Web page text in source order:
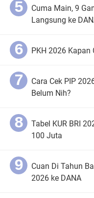
Cuma Main, 9
Langsung ke
PKH 2026
Cara Cek PIP
Belum Nih?
Tabel KUR BRI
100 Juta
Cuan Di Tahun
2026 ke DANA